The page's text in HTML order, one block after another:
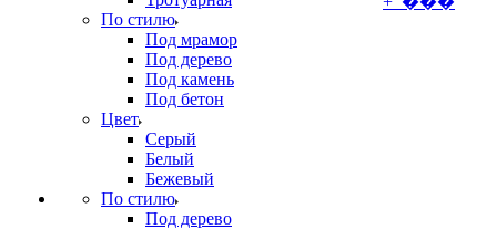
По стилю
Под мрамор
Под дерево
Под камень
Под бетон
Цвет
Серый
Белый
Бежевый
По стилю
Под дерево